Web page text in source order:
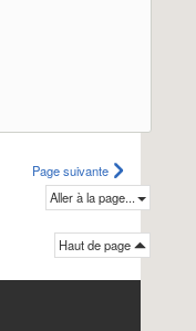
Page suivante
Aller à la page...
Haut de page